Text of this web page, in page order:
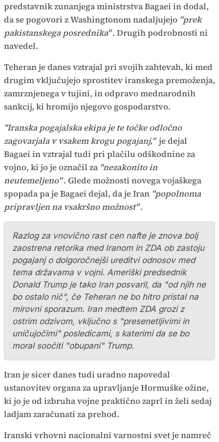
predstavnik zunanjega ministrstva Bagaei in dodal,
da se pogovori z Washingtonom nadaljujejo "prek
pakistanskega posrednika". Drugih podrobnosti ni
navedel.
Teheran je danes vztrajal pri svojih zahtevah, ki med
drugim vključujejo sprostitev iranskega premoženja,
zamrznjenega v tujini, in odpravo mednarodnih
sankcij, ki hromijo njegovo gospodarstvo.
"Iranska pogajalska ekipa je te točke odločno
zagovarjala v vsakem krogu pogajanj," je dejal
Bagaei in vztrajal tudi pri plačilu odškodnine za
vojno, ki jo je označil za "nezakonito in
neutemeljeno". Glede možnosti novega vojaškega
spopada pa je Bagaei dejal, da je Iran "popolnoma
pripravljen na vsakršno možnost".
Razlog za vnovično rast cen nafte je znova bolj
zaostrena retorika med Iranom in ZDA ob zastoju
pogajanj o dolgoročnejši ureditvi odnosov med
tema državama v vojni. Ameriški predsednik
Donald Trump je tako Iran posvaril, da "od njih ne
bo ostalo nič", če Teheran ne bo hitro pristal na
mirovni sporazum. Iran medtem ZDA grozi z
ostrim odzivom, vključno s "presenetljivimi in
uničujočimi" posledicami, s katerimi da se bo
moral soočiti "obupani" Trump.
Iran je sicer danes tudi uradno napovedal
ustanovitev organa za upravljanje Hormuške ožine,
ki jo je od izbruha vojne praktično zaprl in želi sedaj
ladjam zaračunati za prehod.
Iranski vrhovni nacionalni varnostni svet je namreč